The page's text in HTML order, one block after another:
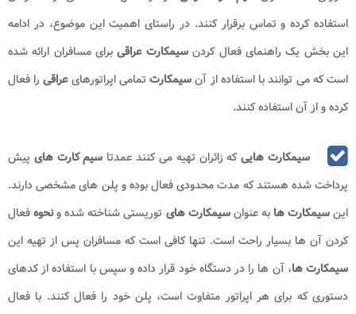
استفاده کرده و تماس برقرار کنند. در راستای اهمیت این موضوع، در ادامه
این بخش یک راهنمای فعال کردنسیمکارت عراقیبرای مسافران ارائه شده
است که می توانند با استفاده از آنسیمکارت تمامی اپراتورهایعراقی را فعال
کرده و از آن استفاده کنند.
سیمکارت هاییکه زائران تهیه می کنند عمدتا سیم کارت های پیش
پرداخت شده هستند که مدت محدودی فعال بوده و پلن های مشخصی دارند.
اینسیمکارت ها به عنوانسیمکارت های توریستی شناخته شده ونحوهفعال
کردن آن ها بسیار راحت است. تنها کافی است که مسافران پس از تهیه این
سیمکارت ها، آن ها را در دستگاه خود قرار داده و سپس با استفاده از کدهای
دستوری که برای هر اپراتور متفاوت است، پلن خود را فعال کنند. با فعال